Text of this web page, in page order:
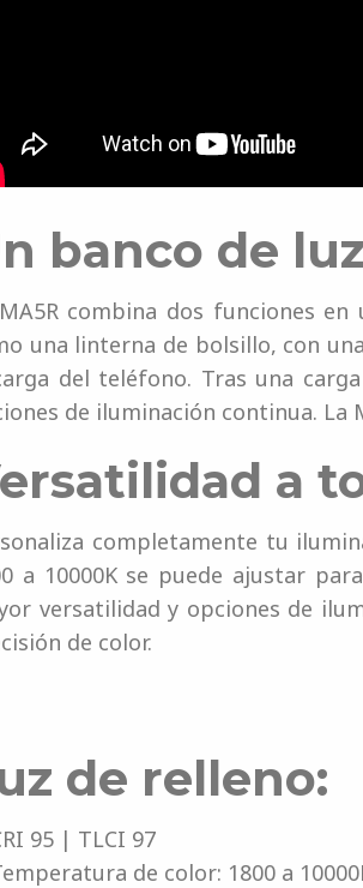
banco de
combina dos funciones
una linterna de bolsillo, con
del teléfono. Tras una
de iluminación continua. La
a
completamente tu
a 10000K se puede ajustar
versatilidad y opciones de
de color.
de relleno:
95 | TLCI 97
de color: 1800 a